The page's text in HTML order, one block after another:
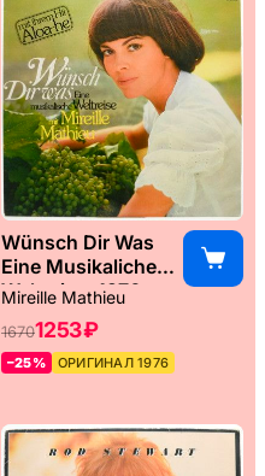
Wünsch Dir Was
Eine Musikaliche
Weltreise, 1976
Mireille Mathieu
16701253 ₽
–25% ОРИГИНАЛ 1976